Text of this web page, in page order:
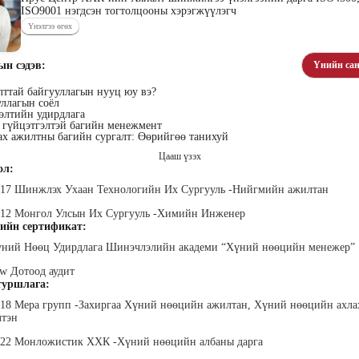
ISO9001 нэгдсэн тогтолцооны хэрэгжүүлэгч
Үнэлгээ өгөх
сэдэв: Үнийн
байгууллагын нууц юу вэ?
соёл
удирдлага
багийн менежмент
ажилтны багийн сургалт: Өөрийгөө танихуй
Цааш үзэх
Шинжлэх Ухаан Технологийн Их Сургууль -Нийгмийн ажилтан
Монгол Улсын Их Сургууль -Химийн Инженер
сертификат:
Нөөц Удирдлага Шинэчлэлийн академи “Хүний нөөцийн менежер”
Дотоод аудит
Мера групп -Захиргаа Хүний нөөцийн ажилтан, Хүний нөөцийн
Монложистик ХХК -Хүний нөөцийн албаны дарга
багш
Алтан-Авдар Ирээдүй
Эрдэмтэн Сурагчдын
Хөгжлийн Институтийн
Тамгын Газар, Хүний
ТББ-
Зүрх
Маркетинг менежер - Зангиа
Абико ХХК Борлуулалт,
МСНЭ-